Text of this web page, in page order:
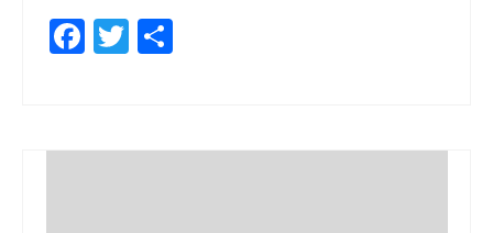
Facebook
Twitter